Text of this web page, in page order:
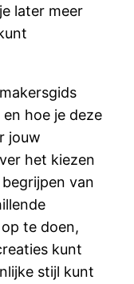
later meer
hoe je deze
jouw
het kiezen
van
te doen,
kunt
stijl kunt